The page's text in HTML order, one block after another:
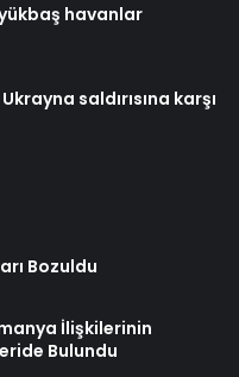
havanlar
saldırısına karşı
Bozuldu
İlişkilerinin
Bulundu